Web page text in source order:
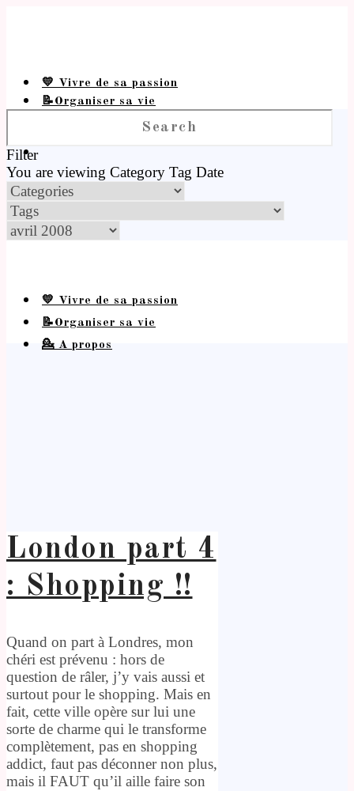
💛 Vivre de sa passion
📝Organiser sa vie
Filter
You are viewing Category Tag Date
💛 Vivre de sa passion
📝Organiser sa vie
💁 A propos
London part 4
: Shopping !!
Quand on part à Londres, mon
chéri est prévenu : hors de
question de râler, j’y vais aussi et
surtout pour le shopping. Mais en
fait, cette ville opère sur lui une
sorte de charme qui le transforme
complètement, pas en shopping
addict, faut pas déconner non plus,
mais il FAUT qu’il aille faire son